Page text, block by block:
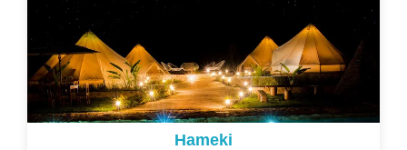
Hameki